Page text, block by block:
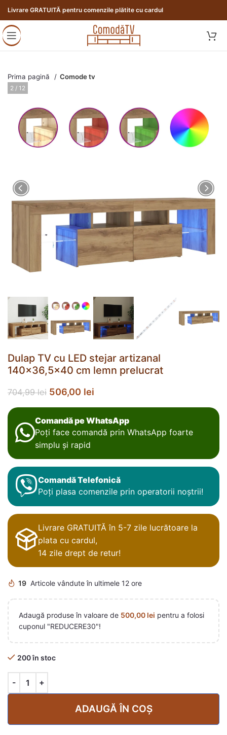
Livrare GRATUITĂ pentru comenzile plătite cu cardul
Prima pagină Comode tv
2 / 12
Dulap TV cu LED stejar artizanal
140×36,5×40 cm lemn prelucrat
704,99lei 506,00 lei
Comandă pe WhatsApp
Poți face comandă prin WhatsApp foarte
simplu și rapid
Comandă Telefonică
Poți plasa comenzile prin operatorii noștrii!
Livrare GRATUITĂ în 5-7 zile lucrătoare la
plata cu cardul,
14 zile drept de retur!
19 Articole vândute în ultimele 12 ore
Adaugă produse în valoare de 500,00 lei pentru a folosi
cuponul "REDUCERE30"!
200 în stoc
ADAUGĂ ÎN COȘ